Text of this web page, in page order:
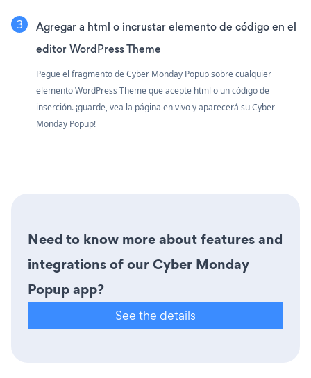
Agregar a html o incrustar elemento de código en el
editor WordPress Theme
Pegue el fragmento de Cyber Monday Popup sobre cualquier
elemento WordPress Theme que acepte html o un código de
inserción. ¡guarde, vea la página en vivo y aparecerá su Cyber
Monday Popup!
Need to know more about features and
integrations of our Cyber Monday
Popup app?
See the details